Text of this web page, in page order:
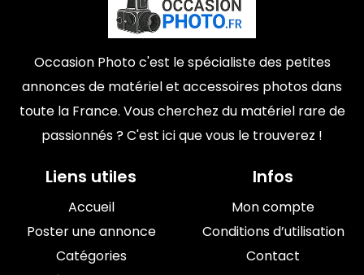
Occasion Photo c'est le spécialiste des petites
annonces de matériel et accessoires photos dans
toute la France. Vous cherchez du matériel rare de
passionnés ? C'est ici que vous le trouverez !
Liens utiles
Accueil
Poster une annonce
Catégories
Infos
Mon compte
Conditions d’utilisation
Contact